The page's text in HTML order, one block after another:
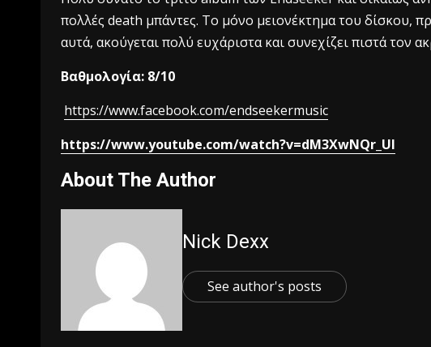
πολλές death μπάντες. Το μόνο μειονέκτημα του δίσκου,
αυτά, ακούγεται πολύ ευχάριστα και συνεχίζει πιστά τον
Βαθμολογία: 8/10
https://www.facebook.com/endseekermusic
https://www.youtube.com/watch?v=dM3XwNQr_UI
About The Author
Nick Dexx
See author's posts